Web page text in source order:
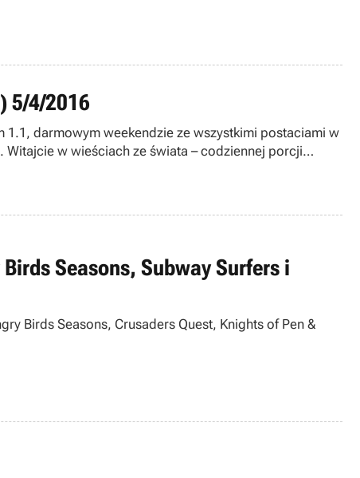
5/4/2016
1.1, darmowym weekendzie ze wszystkimi postaciami w
w wieściach ze świata – codziennej porcji
Seasons, Subway Surfers i
Birds Seasons, Crusaders Quest, Knights of Pen &